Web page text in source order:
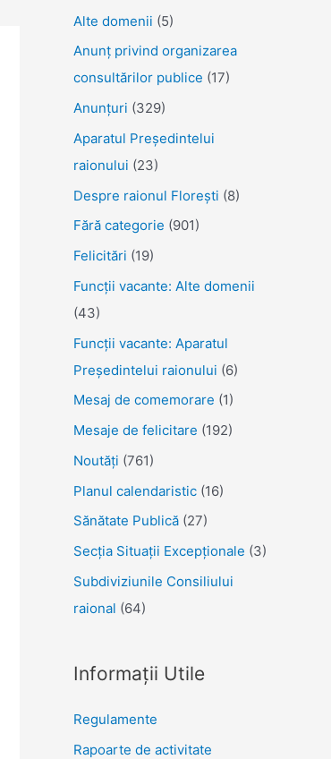
Alte domenii (5)
Anunţ privind organizarea
consultărilor publice (17)
Anunţuri (329)
Aparatul Preşedintelui
raionului (23)
Despre raionul Floreşti (8)
Fără categorie (901)
Felicitări (19)
Funcţii vacante: Alte domenii
(43)
Funcții vacante: Aparatul
Președintelui raionului (6)
Mesaj de comemorare (1)
Mesaje de felicitare (192)
Noutăţi (761)
Planul calendaristic (16)
Sănătate Publică (27)
Secția Situații Excepționale (3)
Subdiviziunile Consiliului
raional (64)
Informații Utile
Regulamente
Rapoarte de activitate